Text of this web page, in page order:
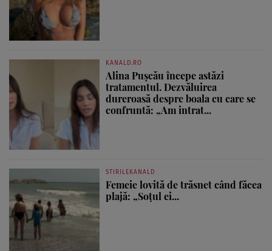
KANALD.RO
Alina Pușcău începe astăzi
tratamentul. Dezvăluirea
dureroasă despre boala cu care se
confruntă: „Am intrat...
STIRILEKANALD
Femeie lovită de trăsnet când făcea
plajă: „Soțul ei...